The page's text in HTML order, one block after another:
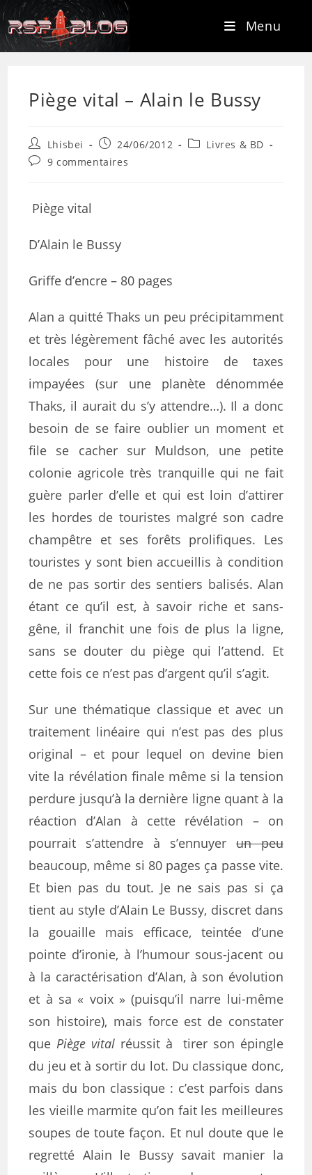
Menu
Piège vital – Alain le Bussy
Lhisbei 24/06/2012
Livres & BD
9 commentaires
Piège vital
D’Alain le Bussy
Griffe d’encre – 80 pages
Alan a quitté Thaks un peu précipitamment
et très légèrement fâché avec les autorités
locales pour une histoire de taxes
impayées (sur une planète dénommée
Thaks, il aurait du s’y attendre…). Il a donc
besoin de se faire oublier un moment et
file se cacher sur Muldson, une petite
colonie agricole très tranquille qui ne fait
guère parler d’elle et qui est loin d’attirer
les hordes de touristes malgré son cadre
champêtre et ses forêts prolifiques. Les
touristes y sont bien accueillis à condition
de ne pas sortir des sentiers balisés. Alan
étant ce qu’il est, à savoir riche et sans-
gêne, il franchit une fois de plus la ligne,
sans se douter du piège qui l’attend. Et
cette fois ce n’est pas d’argent qu’il s’agit.
Sur une thématique classique et avec un
traitement linéaire qui n’est pas des plus
original – et pour lequel on devine bien
vite la révélation finale même si la tension
perdure jusqu’à la dernière ligne quant à la
réaction d’Alan à cette révélation – on
pourrait s’attendre à s’ennuyer un peu
beaucoup, même si 80 pages ça passe vite.
Et bien pas du tout. Je ne sais pas si ça
tient au style d’Alain Le Bussy, discret dans
la gouaille mais efficace, teintée d’une
pointe d’ironie, à l’humour sous-jacent ou
à la caractérisation d’Alan, à son évolution
et à sa « voix » (puisqu’il narre lui-même
son histoire), mais force est de constater
quePiège vitalréussit à tirer son épingle
du jeu et à sortir du lot. Du classique donc,
mais du bon classique : c’est parfois dans
les vieille marmite qu’on fait les meilleures
soupes de toute façon. Et nul doute que le
regretté Alain le Bussy savait manier la